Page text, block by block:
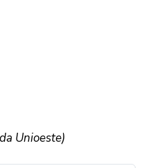
Unioeste)